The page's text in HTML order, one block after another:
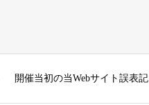
開催当初の当Webサイト誤表